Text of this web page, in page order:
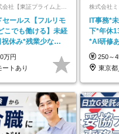
セールス【フルリモ
こでも働ける】未経
休み*残業少なめ*
あり
万円
ートあり
株式会社
IT事務*
下*年休
*AI研修
なし
250～
東京都_